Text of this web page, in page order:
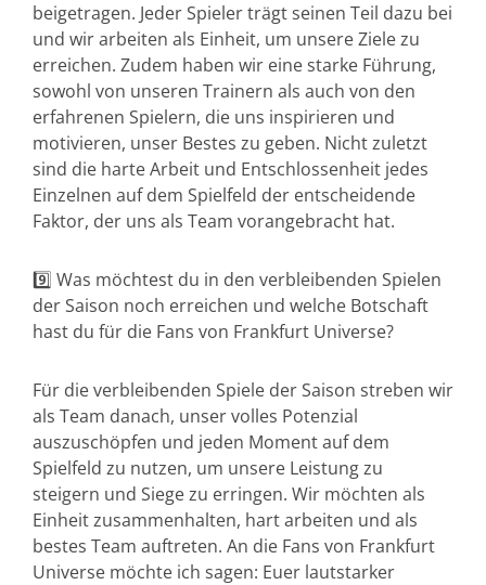
beigetragen. Jeder Spieler trägt seinen Teil dazu bei
und wir arbeiten als Einheit, um unsere Ziele zu
erreichen. Zudem haben wir eine starke Führung,
sowohl von unseren Trainern als auch von den
erfahrenen Spielern, die uns inspirieren und
motivieren, unser Bestes zu geben. Nicht zuletzt
sind die harte Arbeit und Entschlossenheit jedes
Einzelnen auf dem Spielfeld der entscheidende
Faktor, der uns als Team vorangebracht hat.
9️⃣ Was möchtest du in den verbleibenden Spielen
der Saison noch erreichen und welche Botschaft
hast du für die Fans von Frankfurt Universe?
Für die verbleibenden Spiele der Saison streben wir
als Team danach, unser volles Potenzial
auszuschöpfen und jeden Moment auf dem
Spielfeld zu nutzen, um unsere Leistung zu
steigern und Siege zu erringen. Wir möchten als
Einheit zusammenhalten, hart arbeiten und als
bestes Team auftreten. An die Fans von Frankfurt
Universe möchte ich sagen: Euer lautstarker